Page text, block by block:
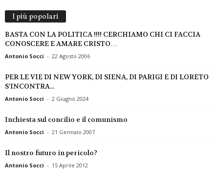
I più popolari
BASTA CON LA POLITICA !!!! CERCHIAMO CHI CI FACCIA
CONOSCERE E AMARE CRISTO…
Antonio Socci - 22 Agosto 2006
PER LE VIE DI NEW YORK, DI SIENA, DI PARIGI E DI LORETO
S’INCONTRA...
Antonio Socci - 2 Giugno 2024
Inchiesta sul concilio e il comunismo
Antonio Socci - 21 Gennaio 2007
Il nostro futuro in pericolo?
Antonio Socci - 15 Aprile 2012